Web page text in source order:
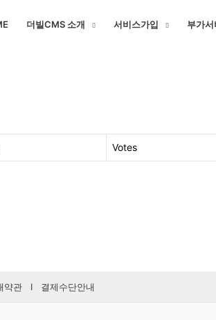
더빌CMS 소개 서비스가입 부가
Votes
약관 I 결제수단안내